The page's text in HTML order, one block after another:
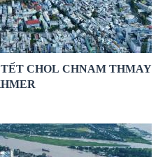
CHOL CHNAM THMAY